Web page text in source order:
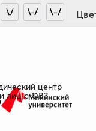
центр
лиц с ОВЗ